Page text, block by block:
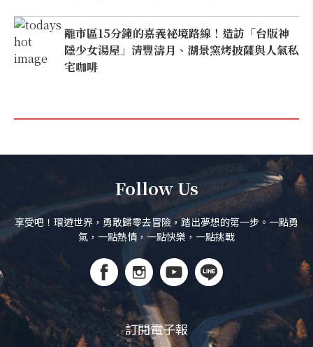
離市區15分鐘的嘉義祕境路線！造訪「台版神
隱少女湯屋」清豐濤月、湖景窯烤披薩與人氣私
宅咖啡
Follow Us
享受吧！環遊世界，勇敢歸零去冒險，踏出夢想的第一步。一點勇
氣，一點熱情，一點快樂，一點挑戰
訂閱電子報